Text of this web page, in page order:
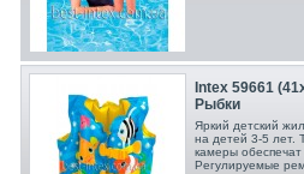
Intex 59661
Рыбки
Яркий детский
на детей 3-5 лет.
камеры
Регулируемые